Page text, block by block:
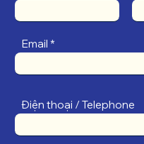
Email
Điện thoại / Telephone